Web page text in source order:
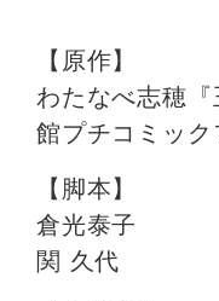
【原作】
わたなべ志穂
館プチコミック
【脚本】
倉光泰子
関 久代